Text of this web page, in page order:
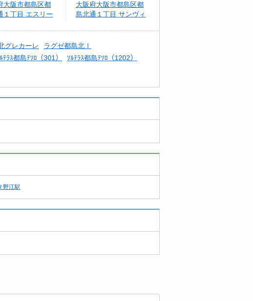
大阪市都島区都
１丁目 エスリー
大阪府大阪市都島区都
島北通１丁目 サンヴィ
グレカーレ
ラグゼ都島北Ⅰ
ﾃﾗｽ都島ﾃｿﾛ（301）
ｿﾙﾃﾗｽ都島ﾃｿﾛ（1202）
野江駅